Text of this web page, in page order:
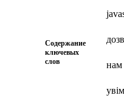
Содержание
ключевых
слов
нам